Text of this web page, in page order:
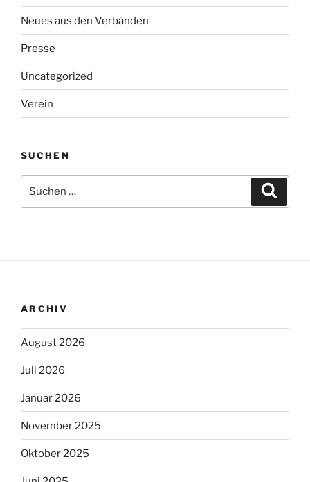
Neues aus den Verbänden
Presse
Uncategorized
Verein
SUCHEN
nach:
ARCHIV
August 2026
Juli 2026
Januar 2026
November 2025
Oktober 2025